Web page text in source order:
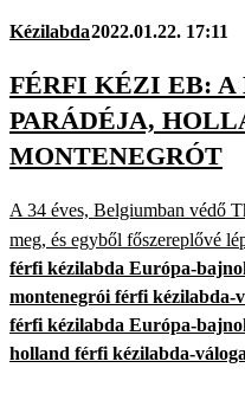
Kézilabda2022.01.22. 17:11
FÉRFI KÉZI EB: A
PARÁDÉJA,
MONTENEGRÓT
A 34 éves, Belgiumban védő
meg, és egyből főszereplővé
férfi kézilabda Európa-
montenegrói férfi kézilabda-
férfi kézilabda Európa-
holland férfi kézilabda-